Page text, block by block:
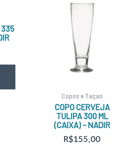
335
Copos e Taças
COPO CERVEJA
TULIPA 300 ML
(CAIXA) – NADIR
R$155,00